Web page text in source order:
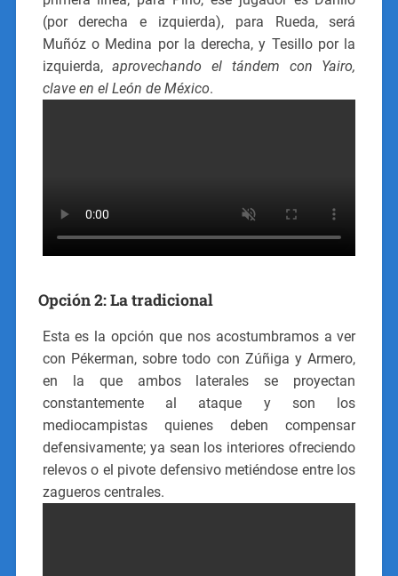
(por derecha e izquierda), para Rueda, será
Muñóz o Medina por la derecha, y Tesillo por la
izquierda,aprovechando el tándem con Yairo,
clave en el León de México.
Opción 2: La tradicional
Esta es la opción que nos acostumbramos a ver
con Pékerman, sobre todo con Zúñiga y Armero,
en la que ambos laterales se proyectan
constantemente al ataque y son los
mediocampistas quienes deben compensar
defensivamente; ya sean los interiores ofreciendo
relevos o el pivote defensivo metiéndose entre los
zagueros centrales.